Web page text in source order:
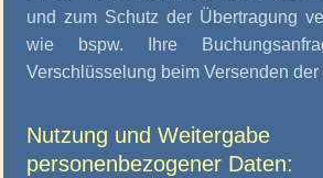
und zum Schutz der Übertragung
wie bspw. Ihre
Verschlüsselung beim Versenden der
Nutzung und Weitergabe
personenbezogener Daten: